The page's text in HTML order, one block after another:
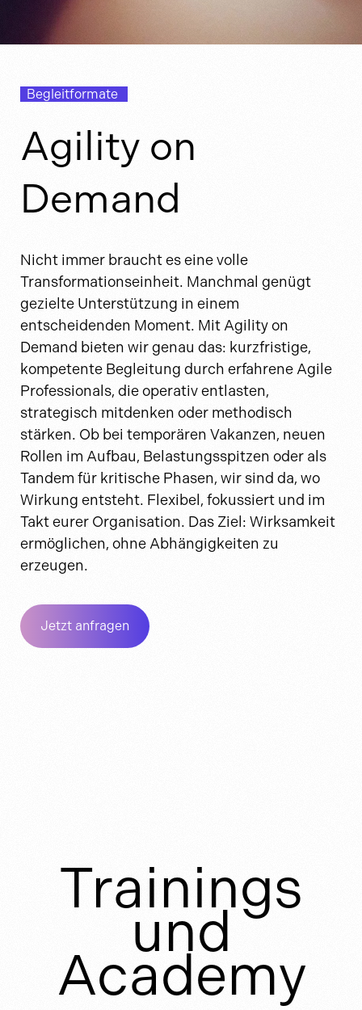
Begleitformate
Agility on
Demand
Nicht immer braucht es eine volle
Transformationseinheit. Manchmal genügt
gezielte Unterstützung in einem
entscheidenden Moment. Mit Agility on
Demand bieten wir genau das: kurzfristige,
kompetente Begleitung durch erfahrene Agile
Professionals, die operativ entlasten,
strategisch mitdenken oder methodisch
stärken. Ob bei temporären Vakanzen, neuen
Rollen im Aufbau, Belastungsspitzen oder als
Tandem für kritische Phasen, wir sind da, wo
Wirkung entsteht. Flexibel, fokussiert und im
Takt eurer Organisation. Das Ziel: Wirksamkeit
ermöglichen, ohne Abhängigkeiten zu
erzeugen.
Jetzt anfragen
Trainings
und
Academy